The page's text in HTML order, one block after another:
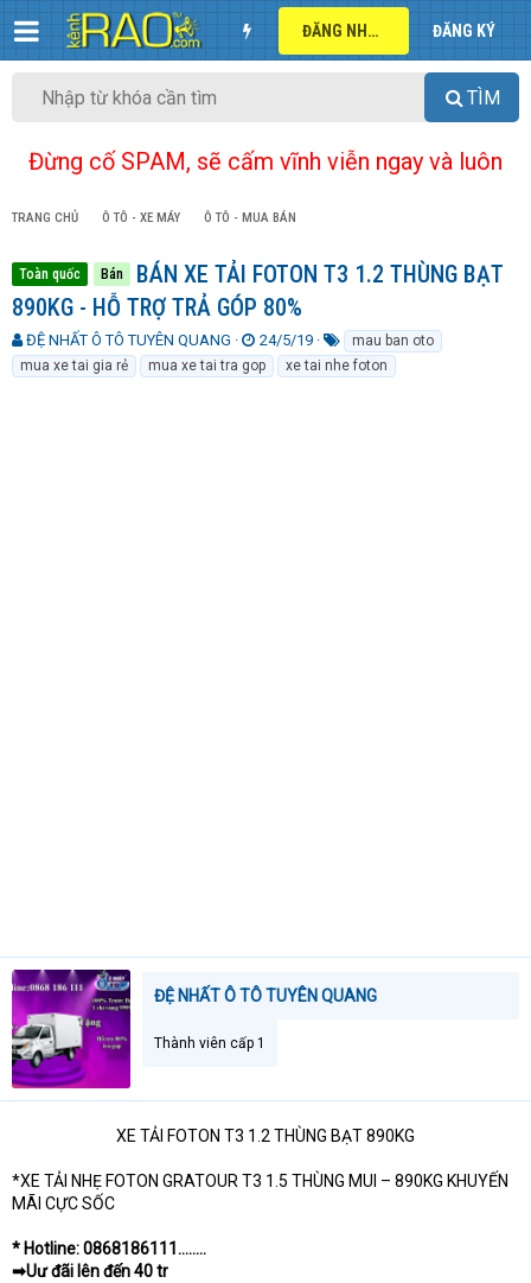
ĐĂNG NHẬP ĐĂNG KÝ
TÌM
Đừng cố SPAM, sẽ cấm vĩnh viễn ngay và luôn
TRANG CHỦ Ô TÔ - XE MÁY Ô TÔ - MUA BÁN
Toàn quốc Bán
BÁN XE TẢI FOTON T3 1.2 THÙNG BẠT
890KG - HỖ TRỢ TRẢ GÓP 80%
T
h
r
ĐỆ NHẤT Ô TÔ TUYÊN QUANG
N
g
à
24/5/19
ừ
k
mau ban oto
mua xe tai gia rẻ
mua xe tai tra gop xe tai nhe foton
ĐỆ NHẤT Ô TÔ TUYÊN QUANG
Thành viên cấp 1
XE TẢI FOTON T3 1.2 THÙNG BẠT 890KG​
*XE TẢI NHẸ FOTON GRATOUR T3 1.5 THÙNG MUI – 890KG KHUYẾN
MÃI CỰC SỐC
* Hotline: 0868186111........
➡Uư đãi lên đến 40 tr